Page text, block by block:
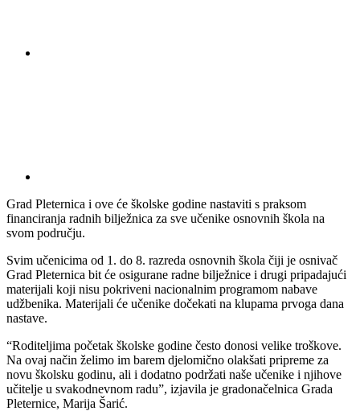
Grad Pleternica i ove će školske godine nastaviti s praksom
financiranja radnih bilježnica za sve učenike osnovnih škola na
svom području.
Svim učenicima od 1. do 8. razreda osnovnih škola čiji je osnivač
Grad Pleternica bit će osigurane radne bilježnice i drugi pripadajući
materijali koji nisu pokriveni nacionalnim programom nabave
udžbenika. Materijali će učenike dočekati na klupama prvoga dana
nastave.
“Roditeljima početak školske godine često donosi velike troškove.
Na ovaj način želimo im barem djelomično olakšati pripreme za
novu školsku godinu, ali i dodatno podržati naše učenike i njihove
učitelje u svakodnevnom radu”, izjavila je gradonačelnica Grada
Pleternice, Marija Šarić.